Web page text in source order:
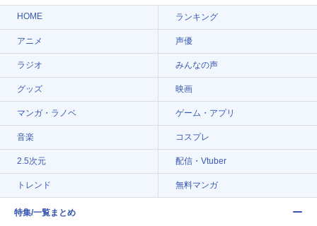
HOME ランキング
アニメ 声優
ラジオ みんなの声
グッズ 映画
マンガ・ラノベ ゲーム・アプリ
音楽 コスプレ
2.5次元 配信・Vtuber
トレンド 無料マンガ
特集/一覧まとめ